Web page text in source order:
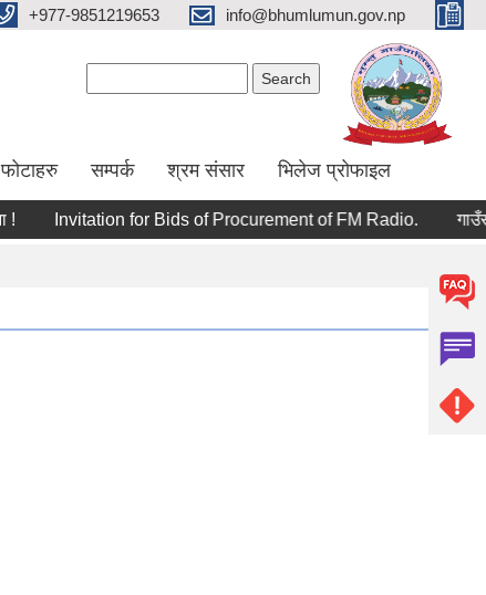
+977-9851219653 info@bhumlumun.gov.np
फोटाहरु सम्पर्क श्रम संसार भिलेज प्रोफाइल
Invitation for Bids of Procurement of FM Radio.